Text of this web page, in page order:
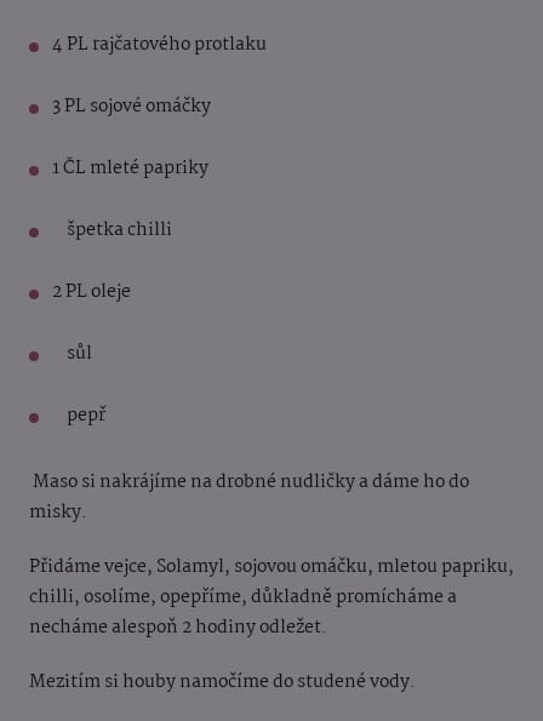
4 PL rajčatového protlaku
3 PL sojové omáčky
1 ČL mleté papriky
špetka chilli
2 PL oleje
sůl
pepř
Maso si nakrájíme na drobné nudličky a dáme ho do
misky.
Přidáme vejce, Solamyl, sojovou omáčku, mletou papriku,
chilli, osolíme, opepříme, důkladně promícháme a
necháme alespoň 2 hodiny odležet.
Mezitím si houby namočíme do studené vody.